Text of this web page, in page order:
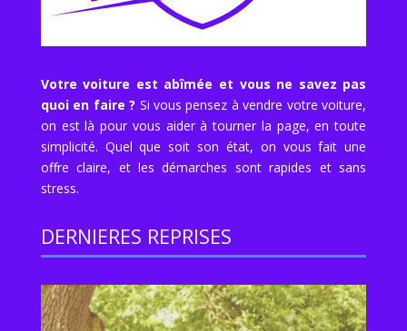
Votre voiture est abîmée et vous ne savez pas
quoi en faire ? Si vous pensez à vendre votre voiture,
on est là pour vous aider à tourner la page, en toute
simplicité. Quel que soit son état, on vous fait une
offre claire, et les démarches sont rapides et sans
stress.
DERNIERES REPRISES